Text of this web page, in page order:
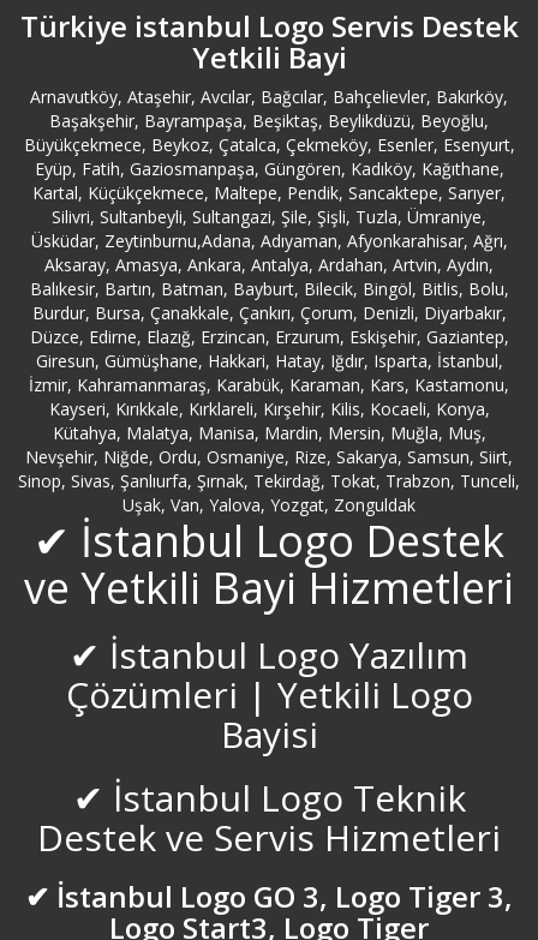
Bebek Logo Servisi
Beşiktaş Logo Servisi
Beykoz Logo Servisi
Beylerbeyi Logo Servisi
Bilecik Logo Servisi
Bingöl Logo Servisi
Bitlis Logo Servisi
Bolu Logo Servisi
Bostancı Logo Servisi
Bursa Logo Servisi
Bursa Mudanya Logo Servisi
Caddebostan Logo Servisi
Çanakkale Logo Servisi
Türkiye istanbul Logo Servis Destek
Yetkili Bayi
Arnavutköy, Ataşehir, Avcılar, Bağcılar, Bahçelievler, Bakırköy,
Başakşehir, Bayrampaşa, Beşiktaş, Beylikdüzü, Beyoğlu,
Büyükçekmece, Beykoz, Çatalca, Çekmeköy, Esenler, Esenyurt,
Eyüp, Fatih, Gaziosmanpaşa, Güngören, Kadıköy, Kağıthane,
Kartal, Küçükçekmece, Maltepe, Pendik, Sancaktepe, Sarıyer,
Silivri, Sultanbeyli, Sultangazi, Şile, Şişli, Tuzla, Ümraniye,
Üsküdar, Zeytinburnu,Adana, Adıyaman, Afyonkarahisar, Ağrı,
Aksaray, Amasya, Ankara, Antalya, Ardahan, Artvin, Aydın,
Balıkesir, Bartın, Batman, Bayburt, Bilecik, Bingöl, Bitlis, Bolu,
Burdur, Bursa, Çanakkale, Çankırı, Çorum, Denizli, Diyarbakır,
Düzce, Edirne, Elazığ, Erzincan, Erzurum, Eskişehir, Gaziantep,
Giresun, Gümüşhane, Hakkari, Hatay, Iğdır, Isparta, İstanbul,
İzmir, Kahramanmaraş, Karabük, Karaman, Kars, Kastamonu,
Kayseri, Kırıkkale, Kırklareli, Kırşehir, Kilis, Kocaeli, Konya,
Kütahya, Malatya, Manisa, Mardin, Mersin, Muğla, Muş,
Nevşehir, Niğde, Ordu, Osmaniye, Rize, Sakarya, Samsun, Siirt,
Sinop, Sivas, Şanlıurfa, Şırnak, Tekirdağ, Tokat, Trabzon, Tunceli,
Uşak, Van, Yalova, Yozgat, Zonguldak
✔ İstanbul Logo Destek
ve Yetkili Bayi Hizmetleri
✔ İstanbul Logo Yazılım
Çözümleri | Yetkili Logo
Bayisi
✔ İstanbul Logo Teknik
Destek ve Servis Hizmetleri
✔ İstanbul Logo GO 3, Logo Tiger 3,
Logo Start3, Logo Tiger